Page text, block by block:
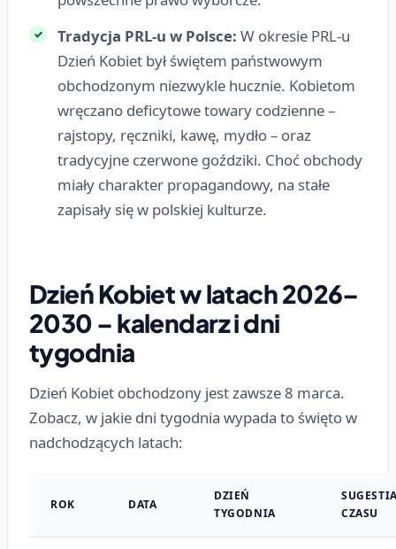
Tradycja PRL-u w Polsce: W okresie PRL-u
Dzień Kobiet był świętem państwowym
obchodzonym niezwykle hucznie. Kobietom
wręczano deficytowe towary codzienne –
rajstopy, ręczniki, kawę, mydło – oraz
tradycyjne czerwone goździki. Choć obchody
miały charakter propagandowy, na stałe
zapisały się w polskiej kulturze.
Dzień Kobiet w latach 2026–
2030 – kalendarz i dni
tygodnia
Dzień Kobiet obchodzony jest zawsze 8 marca.
Zobacz, w jakie dni tygodnia wypada to święto w
nadchodzących latach:
ROK DATA
DZIEŃ
TYGODNIA
CZASU